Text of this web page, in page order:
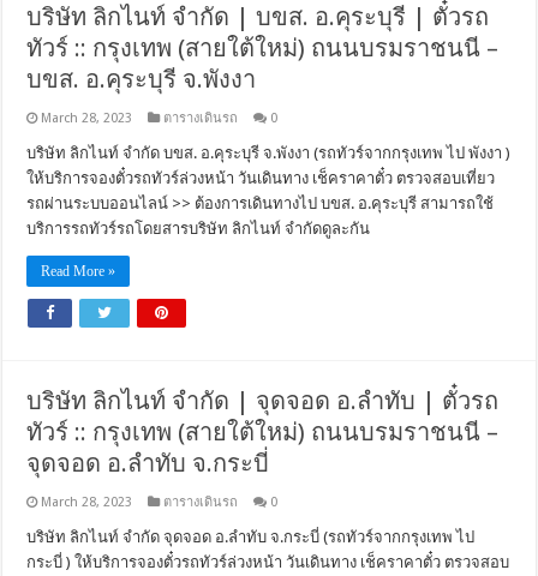
บริษัท ลิกไนท์ จำกัด | บขส. อ.คุระบุรี | ตั๋วรถ
ทัวร์ :: กรุงเทพ (สายใต้ใหม่) ถนนบรมราชนนี –
บขส. อ.คุระบุรี จ.พังงา
March 28, 2023 ตารางเดินรถ 0
บริษัท ลิกไนท์ จำกัด บขส. อ.คุระบุรี จ.พังงา (รถทัวร์จากกรุงเทพ ไป พังงา )
ให้บริการจองตั๋วรถทัวร์ล่วงหน้า วันเดินทาง เช็คราคาตั๋ว ตรวจสอบเที่ยว
รถผ่านระบบออนไลน์ >> ต้องการเดินทางไป บขส. อ.คุระบุรี สามารถใช้
บริการรถทัวร์รถโดยสารบริษัท ลิกไนท์ จำกัดดูละกัน
Read More »
บริษัท ลิกไนท์ จำกัด | จุดจอด อ.ลำทับ | ตั๋วรถ
ทัวร์ :: กรุงเทพ (สายใต้ใหม่) ถนนบรมราชนนี –
จุดจอด อ.ลำทับ จ.กระบี่
March 28, 2023 ตารางเดินรถ 0
บริษัท ลิกไนท์ จำกัด จุดจอด อ.ลำทับ จ.กระบี่ (รถทัวร์จากกรุงเทพ ไป
กระบี่ ) ให้บริการจองตั๋วรถทัวร์ล่วงหน้า วันเดินทาง เช็คราคาตั๋ว ตรวจสอบ